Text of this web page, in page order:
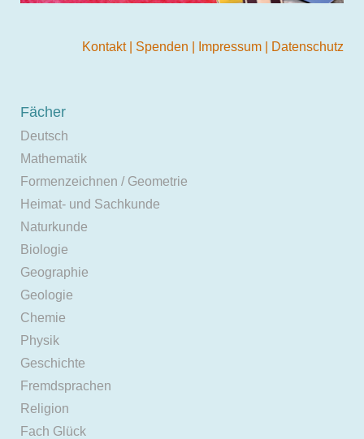
Kontakt Spenden Impressum Datenschutz
Fächer
Deutsch
Mathematik
Formenzeichnen / Geometrie
Heimat- und Sachkunde
Naturkunde
Biologie
Geographie
Geologie
Chemie
Physik
Geschichte
Fremdsprachen
Religion
Fach Glück